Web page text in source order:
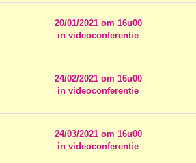
20/01/2021 om 16u00
in videoconferentie
24/02/2021 om 16u00
in videoconferentie
24/03/2021 om 16u00
in videoconferentie